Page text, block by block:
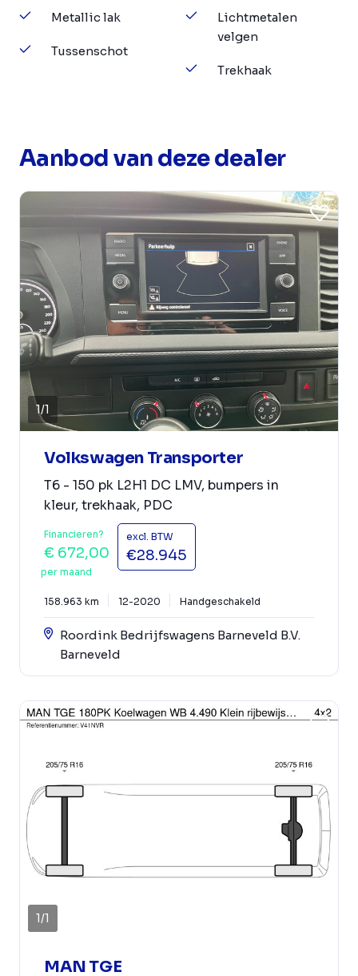
Metallic lak
Tussenschot
Lichtmetalen
velgen
Trekhaak
Aanbod van deze dealer
1/1
Volkswagen Transporter
T6 - 150 pk L2H1 DC LMV, bumpers in
kleur, trekhaak, PDC
Financieren?
€ 672,00
per maand
excl. BTW
€28.945
158.963 km 12-2020 Handgeschakeld
Roordink Bedrijfswagens Barneveld B.V.
Barneveld
1/1
MAN TGE